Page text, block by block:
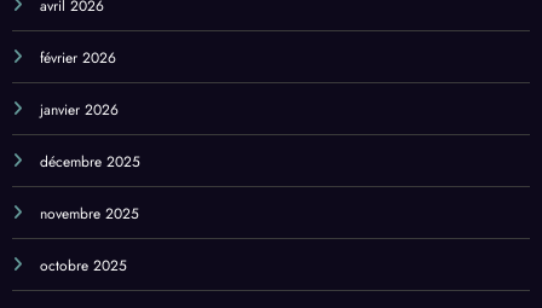
mai 2026
avril 2026
février 2026
janvier 2026
décembre 2025
novembre 2025